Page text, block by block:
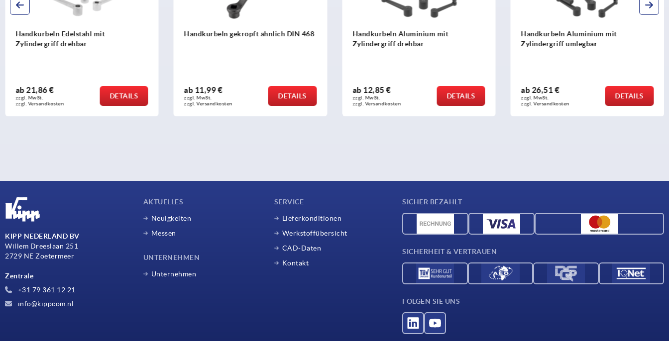
Handkurbeln gekröpft ähnlich DIN 468
ab11,99 €
zzgl. MwSt.
zzgl. Versandkosten
DETAILS
Handkurbeln Aluminium mit
ab12,85 €
zzgl. MwSt.
zzgl. Versandkosten
DETAILS
Handkurbeln Aluminium mit
Zylindergriff umlegbar
ab26,51 €
zzgl. MwSt.
zzgl. Versandkosten
DETAILS
Handkurbeln mit Zylindergriff
umlegbar
ab30,97 €
zzgl. MwSt.
zzgl. Versandkosten
DETAILS
KIPP NEDERLAND BV
Willem Dreeslaan 251
2729 NE Zoetermeer
Zentrale
+31 79 361 12 21
info@kippcom.nl
AKTUELLES
Neuigkeiten
Messen
UNTERNEHMEN
Unternehmen
SERVICE
Lieferkonditionen
Werkstoffübersicht
CAD-Daten
Kontakt
SICHER BEZAHLT
SICHERHEIT & VERTRAUEN
FOLGEN SIE UNS